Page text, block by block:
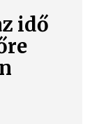
idő